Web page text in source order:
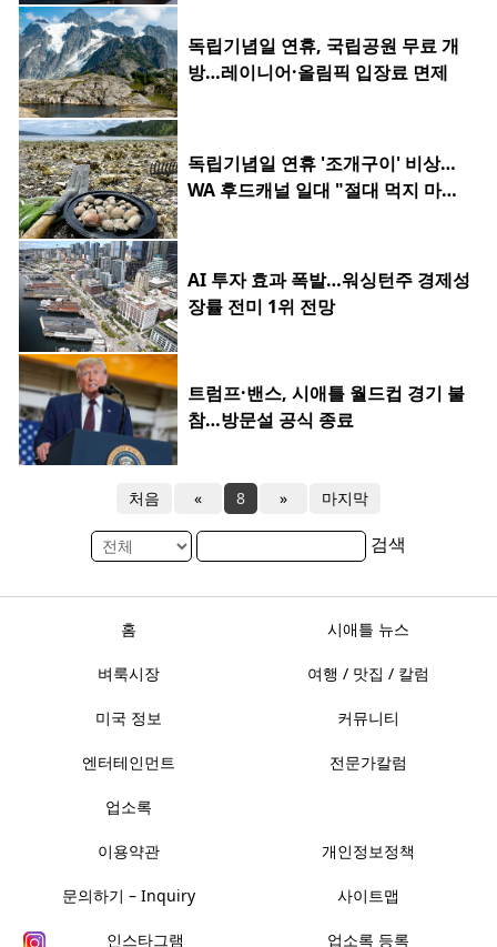
독립기념일 연휴, 국립공원 무료 개
방…레이니어·올림픽 입장료 면제
독립기념일 연휴 '조개구이' 비상…
WA 후드캐널 일대 "절대 먹지 마세
AI 투자 효과 폭발…워싱턴주 경제성
장률 전미 1위 전망
트럼프·밴스, 시애틀 월드컵 경기 불
참…방문설 공식 종료
처음 « 8 » 마지막
검색
홈 시애틀 뉴스
벼룩시장 여행 / 맛집 / 칼럼
미국 정보 커뮤니티
엔터테인먼트 전문가칼럼
업소록
이용약관 개인정보정책
문의하기 – Inquiry 사이트맵
인스타그램 업소록 등록